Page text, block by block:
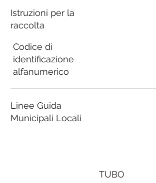
Istruzioni per la
raccolta
Codice di
identificazione
alfanumerico
Linee Guida
Municipali Locali
TUBO